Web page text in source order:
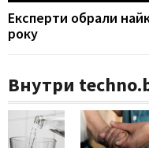
Експерти обрали
року
Внутри